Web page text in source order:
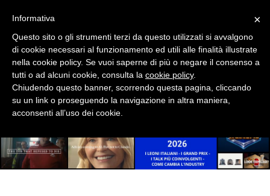
MOBILE
PROMOZIONI
PUNTI VENDITA
×
Informativa
Questo sito o gli strumenti terzi da questo utilizzati si avvalgono
di cookie necessari al funzionamento ed utili alle finalità illustrate
nella cookie policy. Se vuoi saperne di più o negare il consenso a
tutti o ad alcuni cookie, consulta la cookie policy.
Chiudendo questo banner, scorrendo questa pagina, cliccando
su un link o proseguendo la navigazione in altra maniera,
acconsenti all’uso dei cookie.